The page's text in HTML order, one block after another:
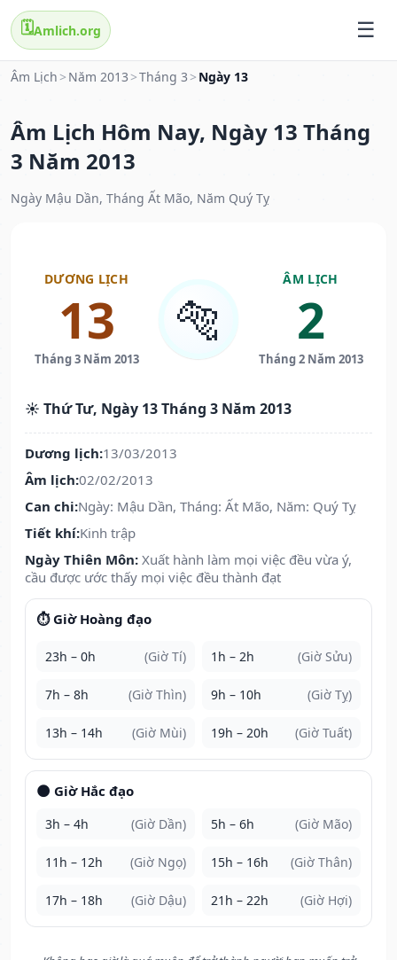
🗓️Amlich.org
Âm Lịch > Năm 2013 >Tháng 3 > Ngày 13
Âm Lịch Hôm Nay, Ngày 13 Tháng
3 Năm 2013
Ngày Mậu Dần, Tháng Ất Mão, Năm Quý Tỵ
DƯƠNG LỊCH
13
Tháng 3 Năm 2013
🐅
ÂM LỊCH
2
Tháng 2 Năm 2013
☀️ Thứ Tư, Ngày 13 Tháng 3 Năm 2013
Dương lịch:13/03/2013
Âm lịch:02/02/2013
Can chi:Ngày: Mậu Dần, Tháng: Ất Mão, Năm: Quý Tỵ
Tiết khí:Kinh trập
Ngày Thiên Môn: Xuất hành làm mọi việc đều vừa ý,
cầu được ước thấy mọi việc đều thành đạt
⏱️ Giờ Hoàng đạo
23h – 0h (Giờ Tí) 1h – 2h (Giờ Sửu)
7h – 8h (Giờ Thìn) 9h – 10h (Giờ Tỵ)
13h – 14h (Giờ Mùi) 19h – 20h (Giờ Tuất)
🌑 Giờ Hắc đạo
3h – 4h (Giờ Dần) 5h – 6h (Giờ Mão)
11h – 12h (Giờ Ngọ) 15h – 16h (Giờ Thân)
17h – 18h (Giờ Dậu) 21h – 22h (Giờ Hợi)